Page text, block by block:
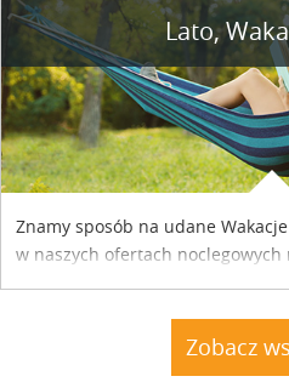
Lato,
Znamy sposób na udane
w naszych ofertach noclegowych
Zobacz